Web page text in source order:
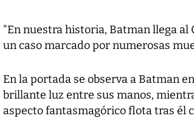
"En nuestra historia, Batman llega al
un caso marcado por numerosas
En la portada se observa a Batman
brillante luz entre sus manos,
aspecto fantasmagórico flota tras él